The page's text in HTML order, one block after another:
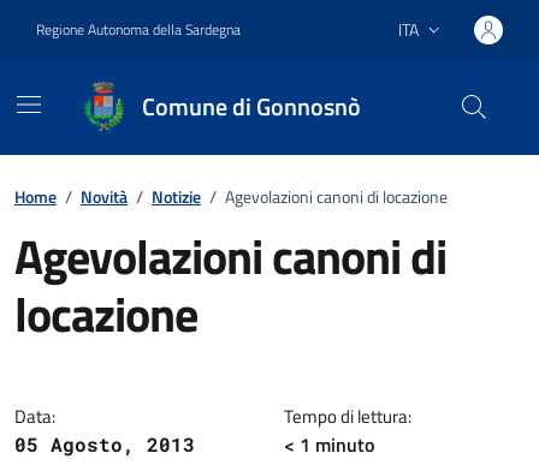
Regione Autonoma della Sardegna Lingua attiva:
ITA
Comune di Gonnosnò
Home / Novità / Notizie / Agevolazioni canoni di locazione
Agevolazioni canoni di
locazione
Data:
05 Agosto, 2013
Tempo di lettura:
< 1 minuto